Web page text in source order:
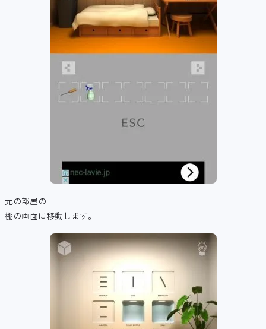
元の部屋の
棚の画面に移動します。